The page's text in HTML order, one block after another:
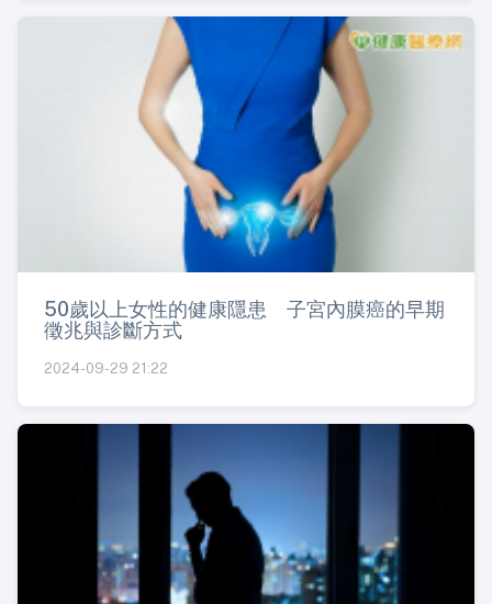
50歲以上女性的健康隱患 子宮內膜癌的早期
徵兆與診斷方式
2024-09-29 21:22